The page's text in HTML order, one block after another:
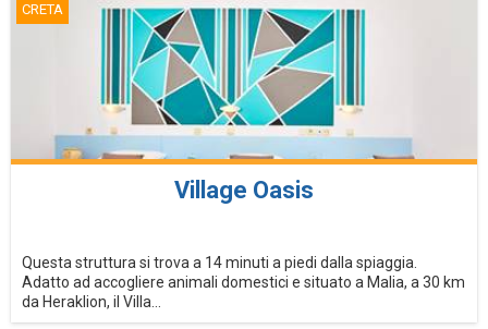
CRETA
Village Oasis
Questa struttura si trova a 14 minuti a piedi dalla spiaggia.
Adatto ad accogliere animali domestici e situato a Malia, a 30 km
da Heraklion, il Villa...